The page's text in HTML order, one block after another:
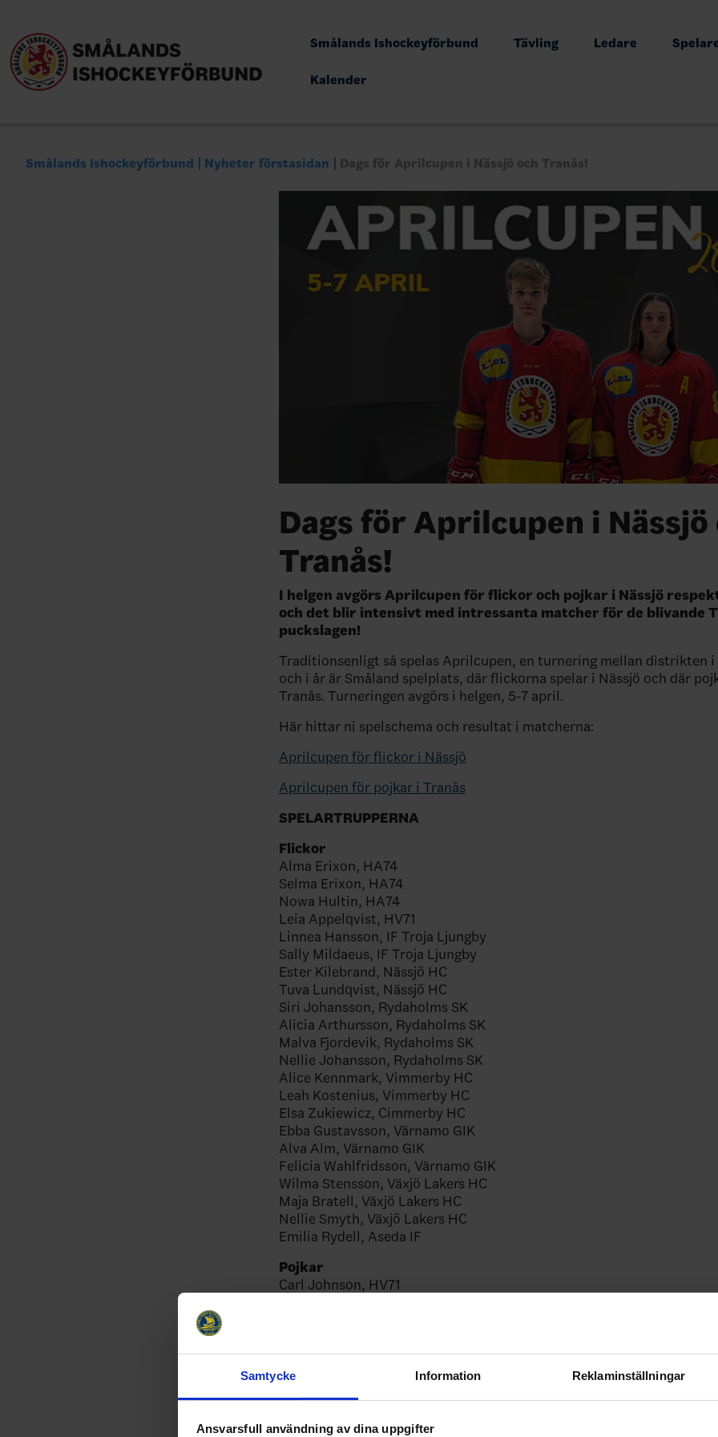
Samtycke Information Reklaminställningar
Ansvarsfull användning av dina uppgifter
Smålands Ishockeyförbund Tävling Ledare
Kalender
Smålands Ishockeyförbund Nyheter förstasidan Dags för Aprilcupen i Nässjö och Tranås!
Dags för Aprilcupen i Nässjö
Tranås!
I helgen avgörs Aprilcupen för flickor och pojkar i Nässjö
och det blir intensivt med intressanta matcher för de blivande
puckslagen!
Traditionsenligt så spelas Aprilcupen, en turnering mellan distrikten i
och i år är Småland spelplats, där flickorna spelar i Nässjö och där
Tranås. Turneringen avgörs i helgen, 5-7 april.
Här hittar ni spelschema och resultat i matcherna:
Aprilcupen för flickor i Nässjö
Aprilcupen för pojkar i Tranås
SPELARTRUPPERNA
Flickor
Alma Erixon, HA74
Selma Erixon, HA74
Nowa Hultin, HA74
Leia Appelqvist, HV71
Linnea Hansson, IF Troja Ljungby
Sally Mildaeus, IF Troja Ljungby
Ester Kilebrand, Nässjö HC
Tuva Lundqvist, Nässjö HC
Siri Johansson, Rydaholms SK
Alicia Arthursson, Rydaholms SK
Malva Fjordevik, Rydaholms SK
Nellie Johansson, Rydaholms SK
Alice Kennmark, Vimmerby HC
Leah Kostenius, Vimmerby HC
Elsa Zukiewicz, Cimmerby HC
Ebba Gustavsson, Värnamo GIK
Alva Alm, Värnamo GIK
Felicia Wahlfridsson, Värnamo GIK
Wilma Stensson, Växjö Lakers HC
Maja Bratell, Växjö Lakers HC
Nellie Smyth, Växjö Lakers HC
Emilia Rydell, Aseda IF
Pojkar
Carl Johnson, HV71
Sigge Linge, Tranås AIF
Nils Valfridsson, HV71
Kalle Svensson, Vimmerby HC